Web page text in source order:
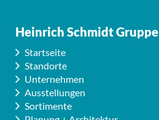
Heinrich Schmidt Gruppe
Startseite
Standorte
Unternehmen
Ausstellungen
Sortimente